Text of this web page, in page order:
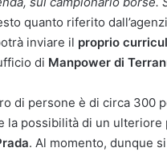
quanto riferito
inviare il proprio
di Manpower di
di persone è di circa 300
la possibilità di un
. Al momento, dunque